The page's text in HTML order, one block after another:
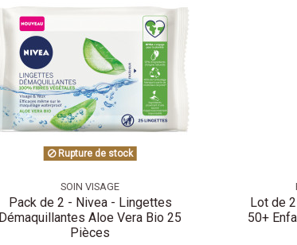
Rupture de stock
SOIN VISAGE
Pack de 2 - Nivea - Lingettes
Démaquillantes Aloe Vera Bio 25
Pièces
Lot de
50+